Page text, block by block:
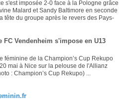
s'est imposée 2-0 face à la Pologne grâce
Malard et Sandy Baltimore en seconde
tête du groupe après le revers des Pays-
FC Vendenheim s'impose en U13
féminine de la Champion’s Cup Rekupo
mai à Nice sur la pelouse de l'Allianz
: Champion’s Cup Rekupo) ...